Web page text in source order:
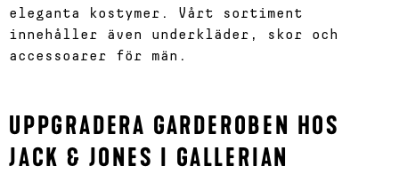
eleganta kostymer. Vårt sortiment
innehåller även underkläder, skor och
accessoarer för män.
UPPGRADERA GARDEROBEN HOS
JACK & JONES I GALLERIAN